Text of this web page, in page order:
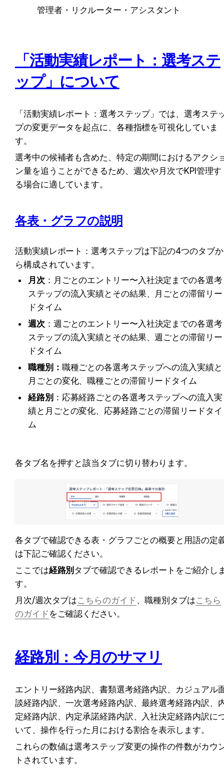
管理者・リクルーター・アシスタント
「活動実績レポート：選考ステ
ップ」について
「活動実績レポート：選考ステップ」では、選考ステ
プの変更データを起点に、各種指標を可視化していま
す。
選考中の候補者も含めた、特定の期間におけるアクシ
ン量を追うことができるため、週次や月次でKPI管理す
る場合に適しています。
各表・グラフの説明
活動実績レポート：選考ステップは下記の4つのタブか
ら構成されています。
月次 ：月ごとのエントリー〜入社決定までの各選考
ステップの流入実績とその結果、月ごとの滞留リー
ドタイム
週次 ：週ごとのエントリー〜入社決定までの各選考
ステップの流入実績とその結果、週ごとの滞留リー
ドタイム
職種別： 職種ごとの各選考ステップへの流入実績と
月ごとの変化、職種ごとの滞留リードタイム
経路別 ：応募経路ごとの各選考ステップへの流入実
績と月ごとの変化、応募経路ごとの滞留リードタイ
ム
各タブ名を押すと該当タブに切り替わります。
各タブで確認できる表・グラフごとの概要と用語の定
は下記ご確認ください。
ここでは経路別 タブで確認できるレポートをご紹介し
す。
月次/週次タブはこちらのガイド 、職種別タブはこちら
のガイド をご確認ください。
経路別： 今月のサマリ
エントリー経路内訳、書類選考経路内訳、カジュアル
談経路内訳、一次選考経路内訳、最終選考経路内訳、
定経路内訳、内定承諾経路内訳、入社決定経路内訳に
いて、操作を行った月における割合を表示します。
これらの数値は選考ステップ変更の操作の件数がカウ
トされています。